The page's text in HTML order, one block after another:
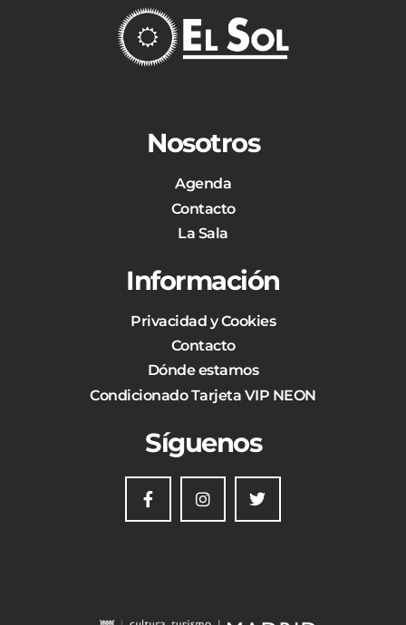
Nosotros
Agenda
Contacto
La Sala
Información
Privacidad y Cookies
Contacto
Dónde estamos
Condicionado Tarjeta VIP NEON
Síguenos